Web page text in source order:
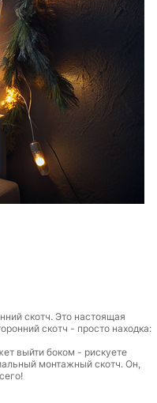
скотч. Это настоящая
скотч - просто находка:
выйти боком - рискуете
монтажный скотч. Он,